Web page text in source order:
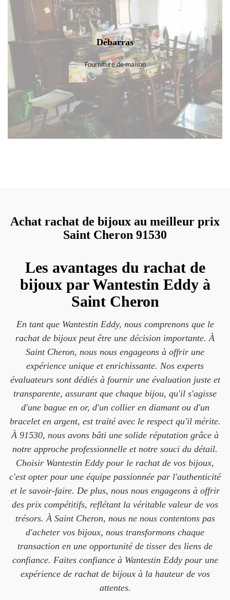
Débarras
Fourniture de maison
Achat rachat de bijoux au meilleur prix
Saint Cheron 91530
Les avantages du rachat de
bijoux par Wantestin Eddy à
Saint Cheron
En tant que Wantestin Eddy, nous comprenons que le
rachat de bijoux peut être une décision importante. À
Saint Cheron, nous nous engageons à offrir une
expérience unique et enrichissante. Nos experts
évaluateurs sont dédiés à fournir une évaluation juste et
transparente, assurant que chaque bijou, qu'il s'agisse
d'une bague en or, d'un collier en diamant ou d'un
bracelet en argent, est traité avec le respect qu'il mérite.
À 91530, nous avons bâti une solide réputation grâce à
notre approche professionnelle et notre souci du détail.
Choisir Wantestin Eddy pour le rachat de vos bijoux,
c'est opter pour une équipe passionnée par l'authenticité
et le savoir-faire. De plus, nous nous engageons à offrir
des prix compétitifs, reflétant la véritable valeur de vos
trésors. À Saint Cheron, nous ne nous contentons pas
d'acheter vos bijoux, nous transformons chaque
transaction en une opportunité de tisser des liens de
confiance. Faites confiance à Wantestin Eddy pour une
expérience de rachat de bijoux à la hauteur de vos
attentes.